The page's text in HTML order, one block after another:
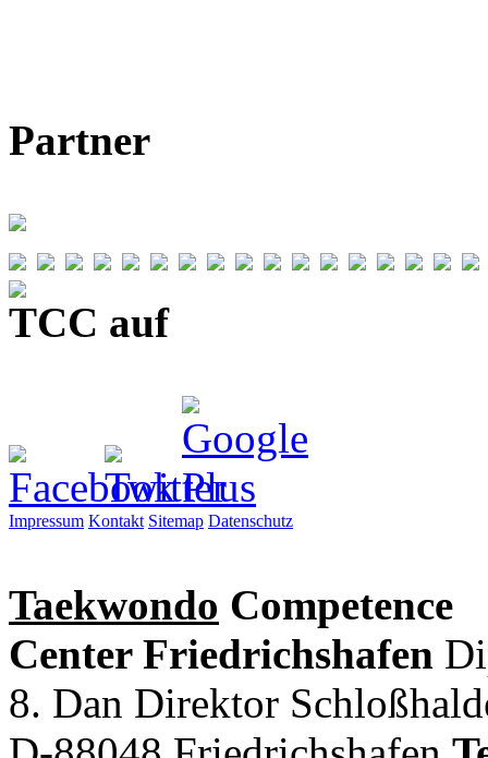
Partner
TCC auf
Impressum Kontakt Sitemap Datenschutz
Taekwondo Competence
Center Friedrichshafen
8. Dan Direktor